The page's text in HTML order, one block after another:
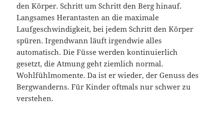
den Körper. Schritt um Schritt den Berg hinauf.
Langsames Herantasten an die maximale
Laufgeschwindigkeit, bei jedem Schritt den Körper
spüren. Irgendwann läuft irgendwie alles
automatisch. Die Füsse werden kontinuierlich
gesetzt, die Atmung geht ziemlich normal.
Wohlfühlmomente. Da ist er wieder, der Genuss des
Bergwanderns. Für Kinder oftmals nur schwer zu
verstehen.